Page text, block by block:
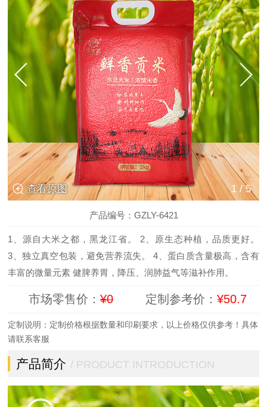
1/5
查看原图
产品编号：GZLY-6421
1、源自大米之都，黑龙江省。 2、原生态种植，品质更好。
3、独立真空包装，避免营养流失。 4、蛋白质含量极高，含有
丰富的微量元素 健脾养胃，降压、润肺益气等滋补作用。
市场零售价：¥0 定制参考价：¥50.7
定制说明：定制价格根据数量和印刷要求，以上价格仅供参考！具体
请联系客服
产品简介 / PRODUCT INTRODUCTION